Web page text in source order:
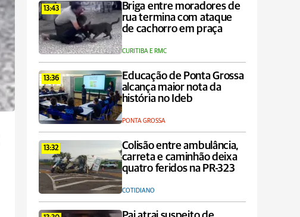
13:43
Briga entre moradores de
rua termina com ataque
de cachorro em praça
CURITIBA E RMC
13:36
Educação de Ponta Grossa
alcança maior nota da
história no Ideb
PONTA GROSSA
13:32
Colisão entre ambulância,
carreta e caminhão deixa
quatro feridos na PR-323
COTIDIANO